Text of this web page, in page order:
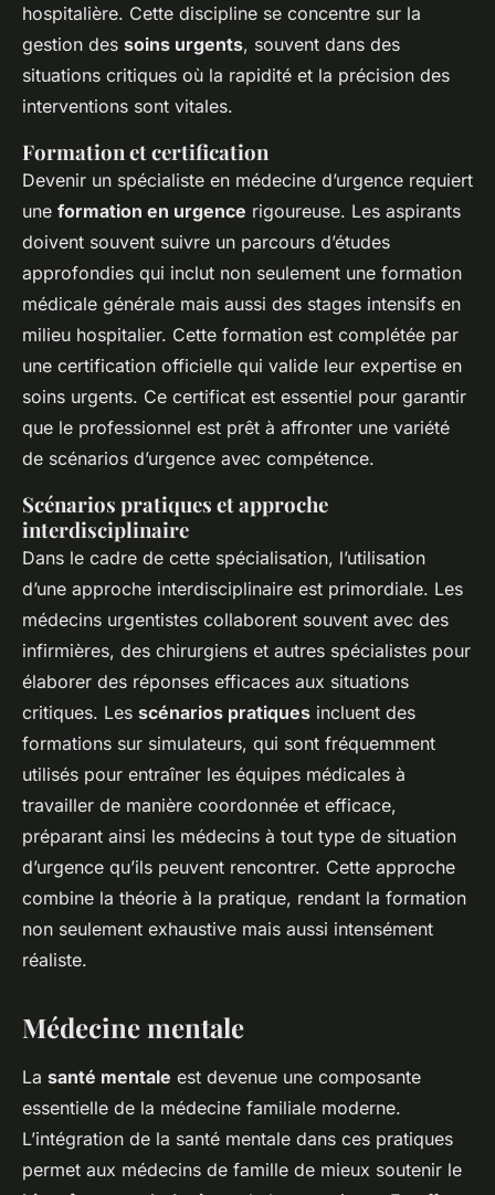
hospitalière. Cette discipline se concentre sur la
gestion des soins urgents, souvent dans des
situations critiques où la rapidité et la précision des
interventions sont vitales.
Formation et certification
Devenir un spécialiste en médecine d’urgence requiert
une formation en urgence rigoureuse. Les aspirants
doivent souvent suivre un parcours d’études
approfondies qui inclut non seulement une formation
médicale générale mais aussi des stages intensifs en
milieu hospitalier. Cette formation est complétée par
une certification officielle qui valide leur expertise en
soins urgents. Ce certificat est essentiel pour garantir
que le professionnel est prêt à affronter une variété
de scénarios d’urgence avec compétence.
Scénarios pratiques et approche
interdisciplinaire
Dans le cadre de cette spécialisation, l’utilisation
d’une approche interdisciplinaire est primordiale. Les
médecins urgentistes collaborent souvent avec des
infirmières, des chirurgiens et autres spécialistes pour
élaborer des réponses efficaces aux situations
critiques. Les scénarios pratiques incluent des
formations sur simulateurs, qui sont fréquemment
utilisés pour entraîner les équipes médicales à
travailler de manière coordonnée et efficace,
préparant ainsi les médecins à tout type de situation
d’urgence qu’ils peuvent rencontrer. Cette approche
combine la théorie à la pratique, rendant la formation
non seulement exhaustive mais aussi intensément
réaliste.
Médecine mentale
La santé mentale est devenue une composante
essentielle de la médecine familiale moderne.
L’intégration de la santé mentale dans ces pratiques
permet aux médecins de famille de mieux soutenir le